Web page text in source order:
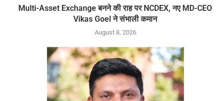
Multi-Asset Exchange बनने की राह पर NCDEX, नए MD-CEO
Vikas Goel ने संभाली कमान
August 8, 2026